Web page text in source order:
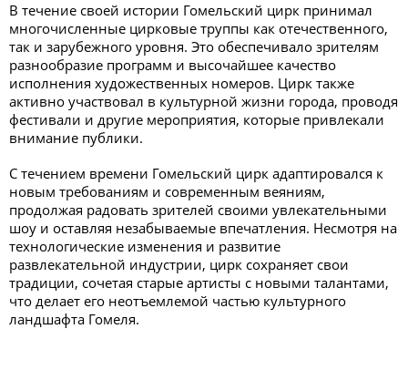
В течение своей истории Гомельский цирк принимал
многочисленные цирковые труппы как отечественного,
так и зарубежного уровня. Это обеспечивало зрителям
разнообразие программ и высочайшее качество
исполнения художественных номеров. Цирк также
активно участвовал в культурной жизни города, проводя
фестивали и другие мероприятия, которые привлекали
внимание публики.
С течением времени Гомельский цирк адаптировался к
новым требованиям и современным веяниям,
продолжая радовать зрителей своими увлекательными
шоу и оставляя незабываемые впечатления. Несмотря на
технологические изменения и развитие
развлекательной индустрии, цирк сохраняет свои
традиции, сочетая старые артисты с новыми талантами,
что делает его неотъемлемой частью культурного
ландшафта Гомеля.